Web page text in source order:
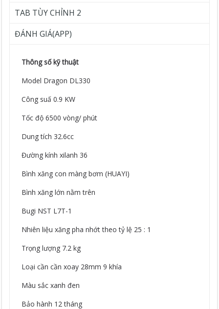
TAB TÙY CHỈNH 2
ĐÁNH GIÁ(APP)
Thông số kỹ thuật
Model Dragon DL330
Công suấ 0.9 KW
Tốc độ 6500 vòng/ phút
Dung tích 32.6cc
Đường kính xilanh 36
Bình xăng con màng bơm (HUAYI)
Bình xăng lớn nằm trên
Bugi NST L7T-1
Nhiên liệu xăng pha nhớt theo tỷ lệ 25 : 1
Trọng lượng 7.2 kg
Loại cần cần xoay 28mm 9 khía
Màu sắc xanh đen
Bảo hành 12 tháng